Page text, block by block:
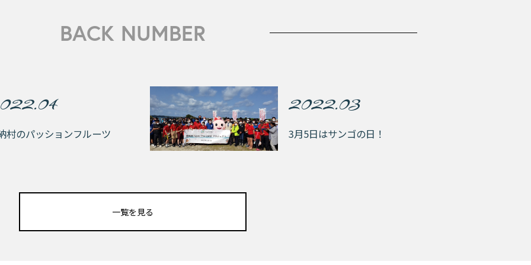
BACK NUMBER
村のパッションフルーツ
2022.03
3月5日はサンゴの日！
一覧を見る